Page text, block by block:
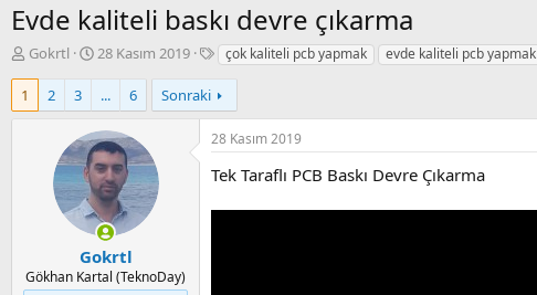
Evde kaliteli baskı devre çıkarma
K
u
t
a
Gokrtl
B
l
a
m
a
t
a
r
i
h
i
28 Kasım 2019
E
i
k
e
t
l
r
çok kaliteli pcb yapmak evde kaliteli pcb yapmak
1 2 3 ... 6 Sonraki
Gokrtl
Gökhan Kartal (TeknoDay)
28 Kasım 2019
Tek Taraflı PCB Baskı Devre Çıkarma